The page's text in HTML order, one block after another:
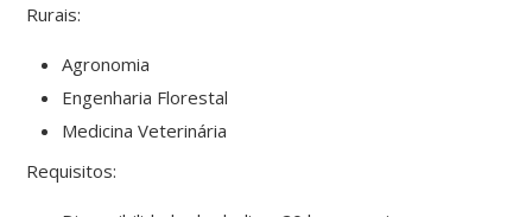
Rurais:
Agronomia
Engenharia Florestal
Medicina Veterinária
Requisitos: